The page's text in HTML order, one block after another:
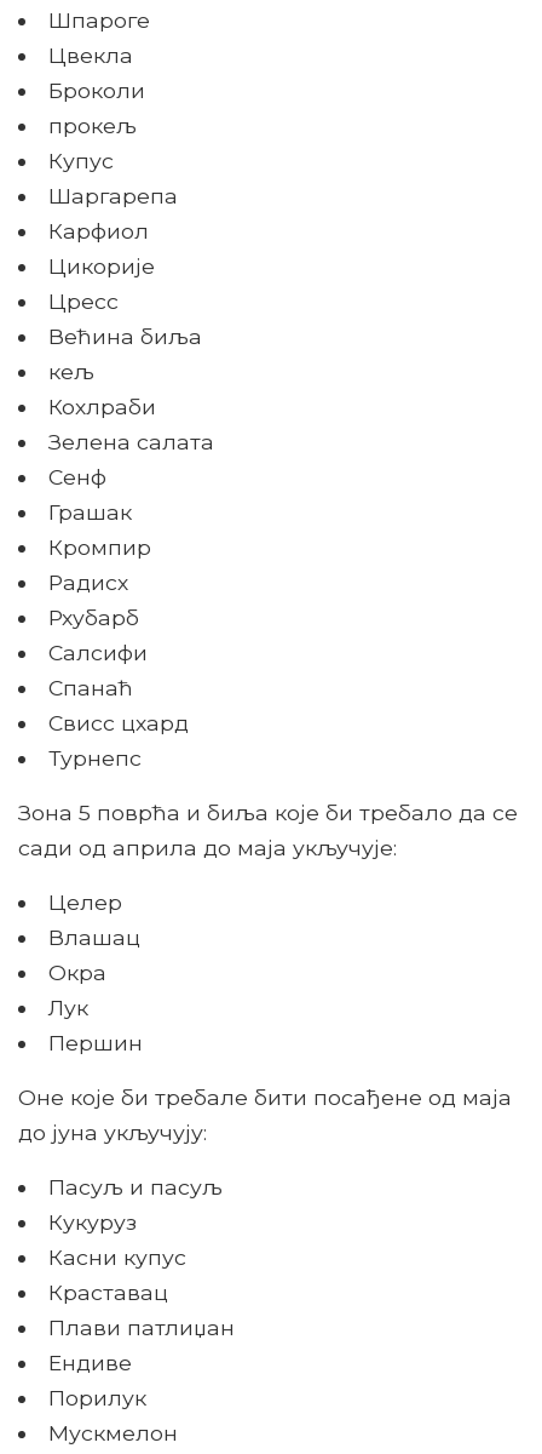
Шпароге
Цвекла
Броколи
прокељ
Купус
Шаргарепа
Карфиол
Цикорије
Цресс
Већина биља
кељ
Кохлраби
Зелена салата
Сенф
Грашак
Кромпир
Радисх
Рхубарб
Салсифи
Спанаћ
Свисс цхард
Турнепс
Зона 5 поврћа и биља које би требало да се
сади од априла до маја укључује:
Целер
Влашац
Окра
Лук
Першин
Оне које би требале бити посађене од маја
до јуна укључују:
Пасуљ и пасуљ
Кукуруз
Касни купус
Краставац
Плави патлиџан
Ендиве
Порилук
Мускмелон